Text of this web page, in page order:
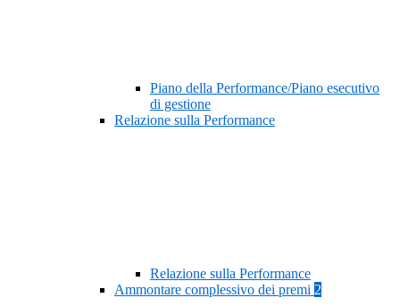
Piano della Performance/Piano esecutivo
di gestione
Relazione sulla Performance
Relazione sulla Performance
Ammontare complessivo dei premi 2